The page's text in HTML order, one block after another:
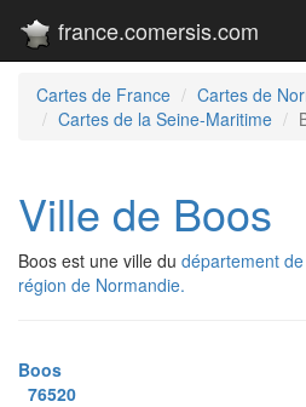
france.comersis.com
Cartes de France
Cartes de
Cartes de la Seine-Maritime
Ville de Boos
Boos est une ville du département
région de Normandie.
Boos
76520